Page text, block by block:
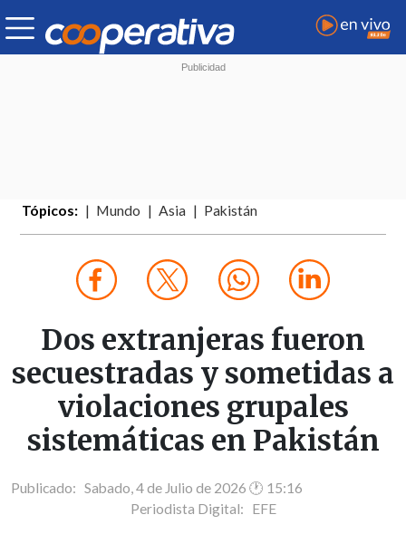
Tópicos: Mundo Asia Pakistán
Dos extranjeras fueron
secuestradas y sometidas a
violaciones grupales
sistemáticas en Pakistán
Publicado: Sabado, 4 de Julio de 2026 🕐 15:16
Periodista Digital: EFE